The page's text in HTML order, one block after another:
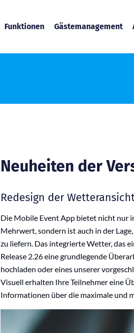
Funktionen Gästemanagement
Neuheiten der
Redesign der
Die Mobile Event App bietet nicht nur
Mehrwert, sondern ist auch in der
zu liefern. Das integrierte Wetter, das
Release 2.26 eine grundlegende
hochladen oder eines unserer
Visuell erhalten Ihre Teilnehmer eine
Informationen über die maximale und